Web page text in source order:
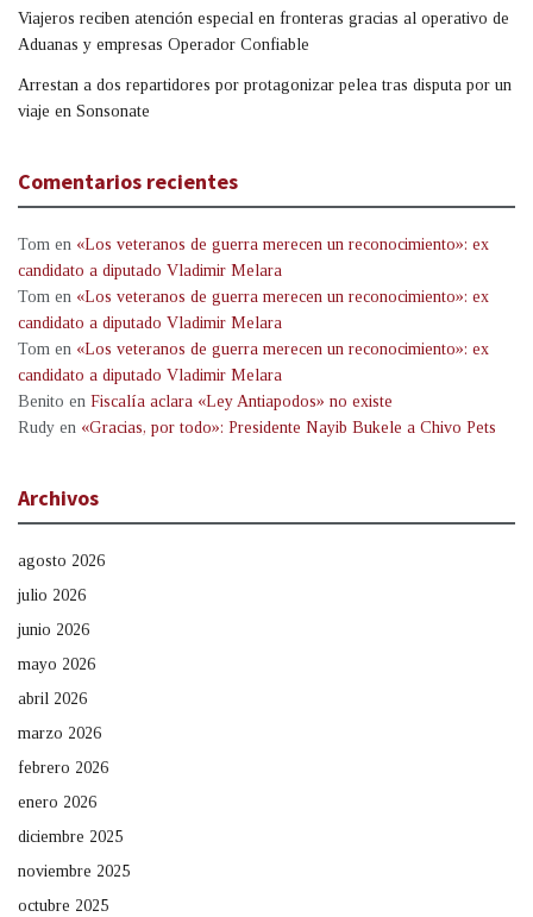
Viajeros reciben atención especial en fronteras gracias al operativo de
Aduanas y empresas Operador Confiable
Arrestan a dos repartidores por protagonizar pelea tras disputa por un
viaje en Sonsonate
Comentarios recientes
Tom en «Los veteranos de guerra merecen un reconocimiento»: ex
candidato a diputado Vladimir Melara
Tom en «Los veteranos de guerra merecen un reconocimiento»: ex
candidato a diputado Vladimir Melara
Tom en «Los veteranos de guerra merecen un reconocimiento»: ex
candidato a diputado Vladimir Melara
Benito en Fiscalía aclara «Ley Antiapodos» no existe
Rudy en «Gracias, por todo»: Presidente Nayib Bukele a Chivo Pets
Archivos
agosto 2026
julio 2026
junio 2026
mayo 2026
abril 2026
marzo 2026
febrero 2026
enero 2026
diciembre 2025
noviembre 2025
octubre 2025